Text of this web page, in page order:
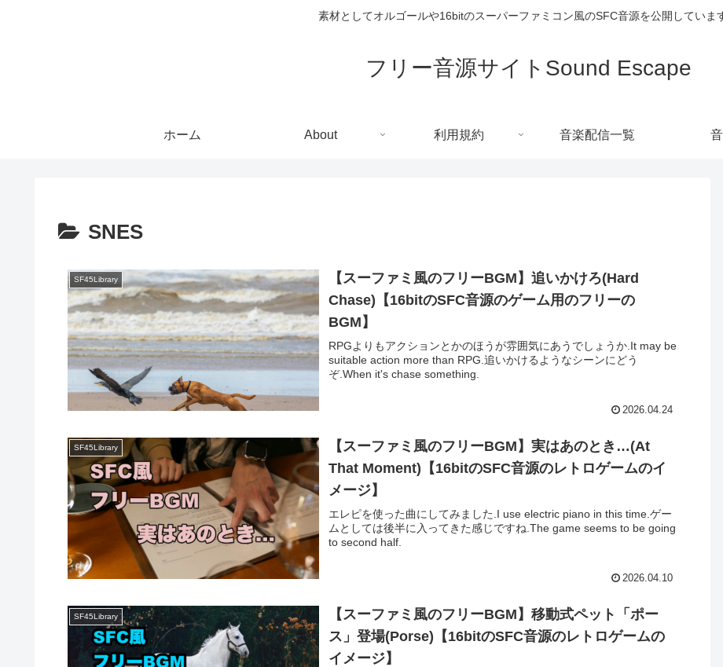
素材としてオルゴールや16bitのスーパーファミコン風のSFC音源を公開していま
フリー音源サイトSound Escape
ホーム About 利用規約 音楽配信一覧
SNES
SF45Library
【スーファミ風のフリーBGM】追いかけろ(Hard
Chase)【16bitのSFC音源のゲーム用のフリーの
BGM】
RPGよりもアクションとかのほうが雰囲気にあうでしょうか.It may be
suitable action more than RPG.追いかけるようなシーンにどう
ぞ.When it's chase something.
2026.04.24
SF45Library
【スーファミ風のフリーBGM】実はあのとき…(At
That Moment)【16bitのSFC音源のレトロゲームのイ
メージ】
エレピを使った曲にしてみました.I use electric piano in this time.ゲー
ムとしては後半に入ってきた感じですね.The game seems to be going
to second half.
2026.04.10
SF45Library
【スーファミ風のフリーBGM】移動式ペット「ポー
ス」登場(Porse)【16bitのSFC音源のレトロゲームの
イメージ】